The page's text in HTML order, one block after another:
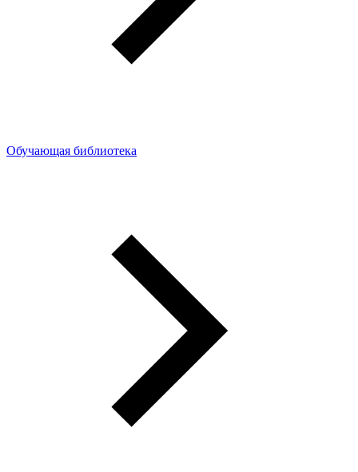
Обучающая библиотека